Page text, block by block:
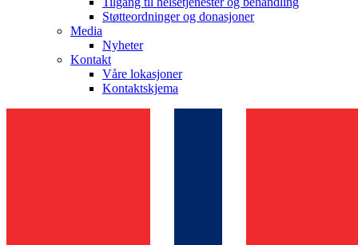
Støtteordninger og donasjoner
Media
Nyheter
Kontakt
Våre lokasjoner
Kontaktskjema